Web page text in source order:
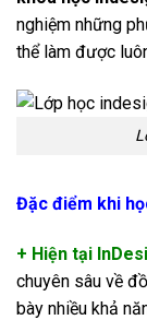
nghiệm những
thể làm được
Đặc điểm khi
+ Hiện tại
chuyên sâu về
bày nhiều khả